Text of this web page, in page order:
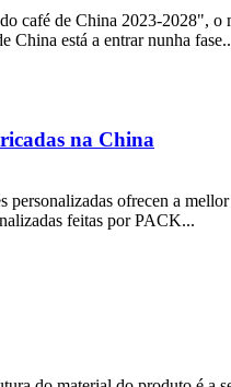
café de China 2023-2028", o
China está a entrar nunha
na China
ofrecen a
feitas por PACK...